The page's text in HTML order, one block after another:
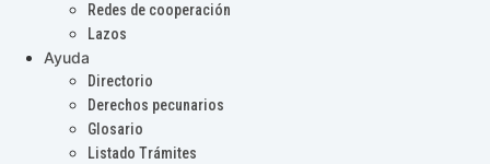
Redes de cooperación
Lazos
Ayuda
Directorio
Derechos pecunarios
Glosario
Listado Trámites